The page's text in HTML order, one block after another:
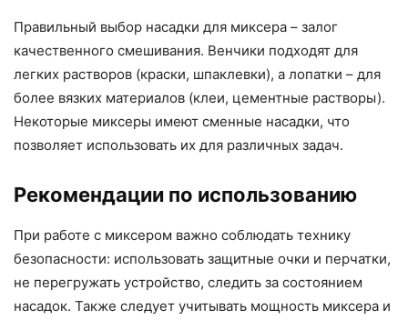
Правильный выбор насадки для миксера – залог
качественного смешивания. Венчики подходят для
легких растворов (краски, шпаклевки), а лопатки – для
более вязких материалов (клеи, цементные растворы).
Некоторые миксеры имеют сменные насадки, что
позволяет использовать их для различных задач.
Рекомендации по использованию
При работе с миксером важно соблюдать технику
безопасности: использовать защитные очки и перчатки,
не перегружать устройство, следить за состоянием
насадок. Также следует учитывать мощность миксера и